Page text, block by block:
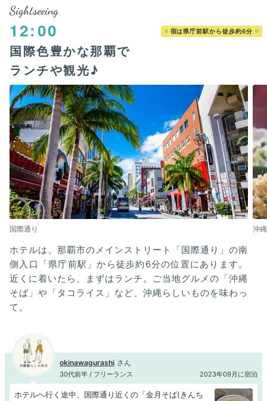
Sightseeing
12:00 宿は県庁前駅から徒歩約6分
国際色豊かな那覇で
ランチや観光♪
国際通り 沖
ホテルは、那覇市のメインストリート「国際通り」の南
側入口「県庁前駅」から徒歩約6分の位置にあります。
近くに着いたら、まずはランチ。ご当地グルメの「沖縄
そば」や「タコライス」など、沖縄らしいものを味わっ
て。
okinawagurashi
30代前半 / フリーランス 2023年09月に宿泊
ホテルへ行く途中、国際通り近くの「金月そば(きんち